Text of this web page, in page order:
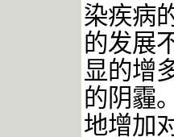
染疾病
的发展
显的增
的阴霾
地增加